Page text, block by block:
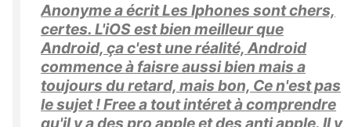
Anonyme a écrit Les Iphones sont chers,
certes. L'iOS est bien meilleur que
Android, ça c'est une réalité, Android
commence à faisre aussi bien mais a
toujours du retard, mais bon, Ce n'est pas
le sujet ! Free a tout intéret à comprendre